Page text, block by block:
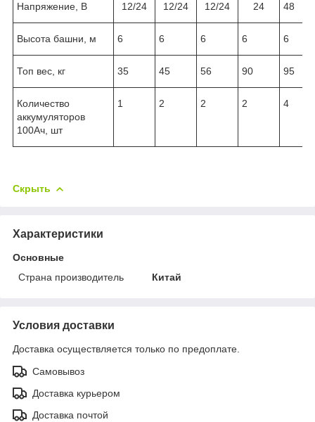
Напряжение, В 12/24 12/24 12/24 24 48
Высота башни, м 6 6 6 6 6
Топ вес, кг 35 45 56 90 95
Количество
аккумуляторов
100Ач, шт
1 2 2 2 4
Скрыть
Характеристики
Основные
Страна производитель
Китай
Условия доставки
Доставка осуществляется только по предоплате.
Самовывоз
Доставка курьером
Доставка почтой